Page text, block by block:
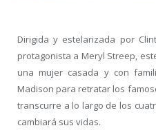
Dirigida y estelarizada por
protagonista a Meryl Streep,
una mujer casada y con
Madison para retratar los
transcurre a lo largo de los
cambiará sus vidas.